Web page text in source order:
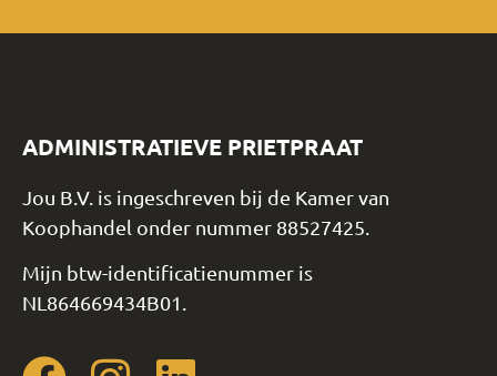
ADMINISTRATIEVE PRIETPRAAT
Jou B.V. is ingeschreven bij de Kamer van
Koophandel onder nummer 88527425.
Mijn btw-identificatienummer is
NL864669434B01.